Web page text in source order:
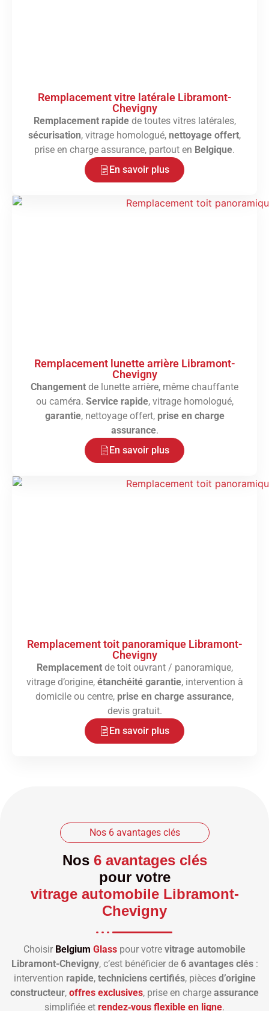
Remplacement vitre latérale Libramont-
Chevigny
Remplacement rapidede toutes vitres latérales,
sécurisation, vitrage homologué, nettoyage offert,
prise en charge assurance, partout en Belgique.
En savoir plus
Remplacement lunette arrière Libramont-
Chevigny
Changement de lunette arrière, même chauffante
ou caméra. Service rapide, vitrage homologué,
garantie, nettoyage offert, prise en charge
assurance.
En savoir plus
Remplacement toit panoramique Libramont-
Chevigny
Remplacementde toit ouvrant / panoramique,
vitrage d’origine, étanchéité garantie, intervention à
domicile ou centre, prise en charge assurance,
devis gratuit.
En savoir plus
Nos 6 avantages clés
Nos 6 avantages clés
pour votre
vitrage automobile Libramont-
Chevigny
Choisir Belgium Glass pour votre vitrage automobile
Libramont-Chevigny, c’est bénéficier de 6 avantages clés:
intervention rapide, techniciens certifiés, pièces d’origine
constructeur, offres exclusives, prise en charge assurance
simplifiée et rendez‑vous flexible en ligne.